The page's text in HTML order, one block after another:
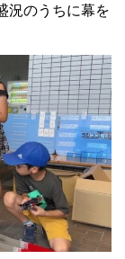
況のうちに幕を